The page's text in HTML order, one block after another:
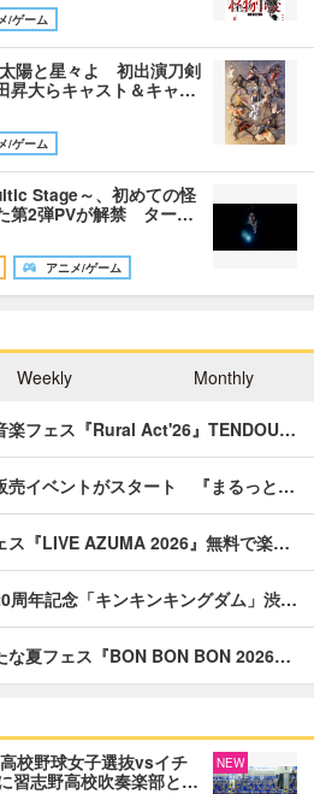
/ゲーム
陽と星々よ 初出演刀剣
昇大らキャスト＆キャ…
/ゲーム
Stage～、初めての怪
第2弾PVが解禁 ター…
アニメ/ゲーム
Weekly Monthly
楽フェス『Rural Act'26』TENDOU…
売イベントがスタート 『まるっと…
ス『LIVE AZUMA 2026』無料で楽…
周年記念「キンキンキングダム」渋…
な夏フェス『BON BON BON 2026…
校野球女子選抜vsイチ
習志野高校吹奏楽部と…
NEW